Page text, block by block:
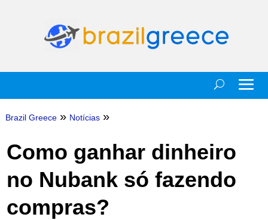
Brazil Greece » Notícias »
Como ganhar dinheiro
no Nubank só fazendo
compras?